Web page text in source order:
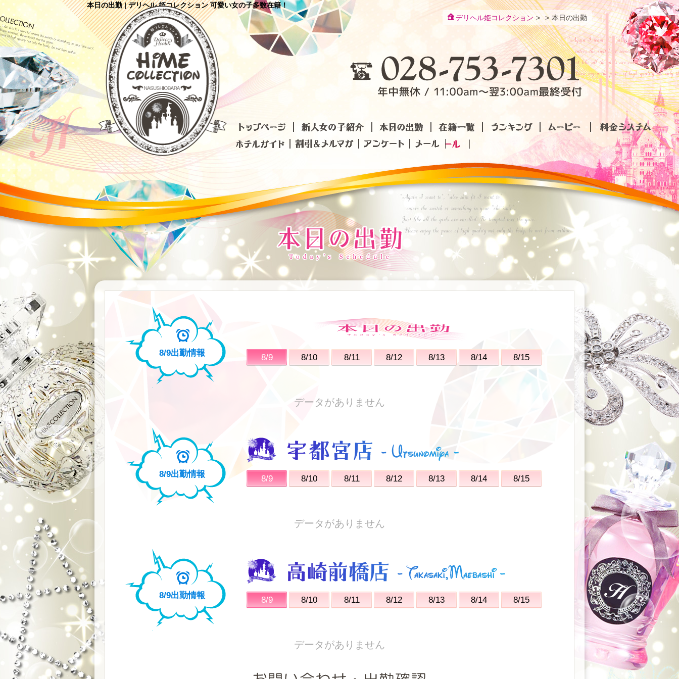
本日の出勤 | デリヘル 姫コレクション 可愛い女の子多数在籍！
デリヘル姫コレクション
本日の出勤
8/9出勤情報 8/9 8/10 8/11 8/12 8/13 8/14 8/15
データがありません
8/9出勤情報 8/9 8/10 8/11 8/12 8/13 8/14 8/15
データがありません
8/9出勤情報 8/9 8/10 8/11 8/12 8/13 8/14 8/15
データがありません